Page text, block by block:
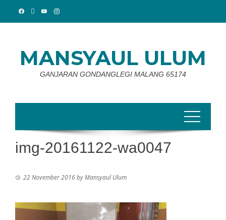
MANSYAUL ULUM
GANJARAN GONDANGLEGI MALANG 65174
img-20161122-wa0047
22 November 2016byMansyaul Ulum